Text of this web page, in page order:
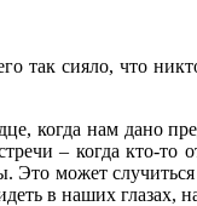
сияло, что
когда нам дано
– когда кто-
может
в наших глазах,